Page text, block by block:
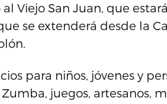
Viejo San Juan, que
se extenderá desde la
para niños, jóvenes y
juegos, artesanos,